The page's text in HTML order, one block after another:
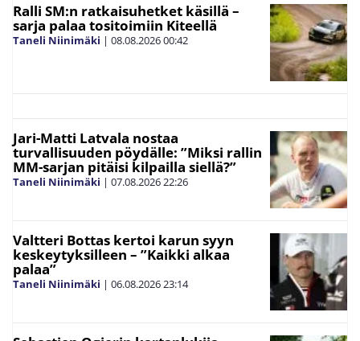
Ralli SM:n ratkaisuhetket käsillä –
sarja palaa tositoimiin Kiteellä
Taneli Niinimäki | 08.08.202600:42
Jari-Matti Latvala nostaa
turvallisuuden pöydälle: ”Miksi rallin
MM-sarjan pitäisi kilpailla siellä?”
Taneli Niinimäki | 07.08.202622:26
Valtteri Bottas kertoi karun syyn
keskeytyksilleen – ”Kaikki alkaa
palaa”
Taneli Niinimäki | 06.08.202623:14